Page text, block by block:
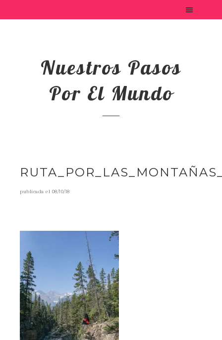
Nuestros Pasos
Por El Mundo
publicada el 08/10/18